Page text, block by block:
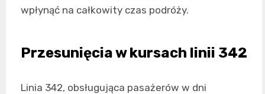
wpłynąć na całkowity czas podróży.
Przesunięcia w kursach linii 342
Linia 342, obsługująca pasażerów w dni